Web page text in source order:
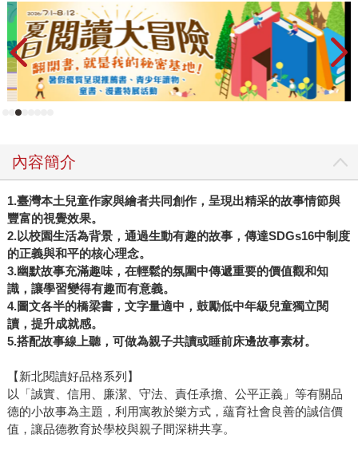
內容簡介
1.臺灣本土兒童作家與繪者共同創作，呈現出精采的故事情節與
豐富的視覺效果。
2.以校園生活為背景，通過生動有趣的故事，傳達SDGs16中制度
的正義與和平的核心理念。
3.幽默故事充滿趣味，在輕鬆的氛圍中傳遞重要的價值觀和知
識，讓學習變得有趣而有意義。
4.圖文各半的橋梁書，文字量適中，鼓勵低中年級兒童獨立閱
讀，提升成就感。
5.搭配故事線上聽，可做為親子共讀或睡前床邊故事素材。
【新北閱讀好品格系列】
以「誠實、信用、廉潔、守法、責任承擔、公平正義」等有關品
德的小故事為主題，利用寓教於樂方式，蘊育社會良善的誠信價
值，讓品德教育於學校與親子間深耕共享。